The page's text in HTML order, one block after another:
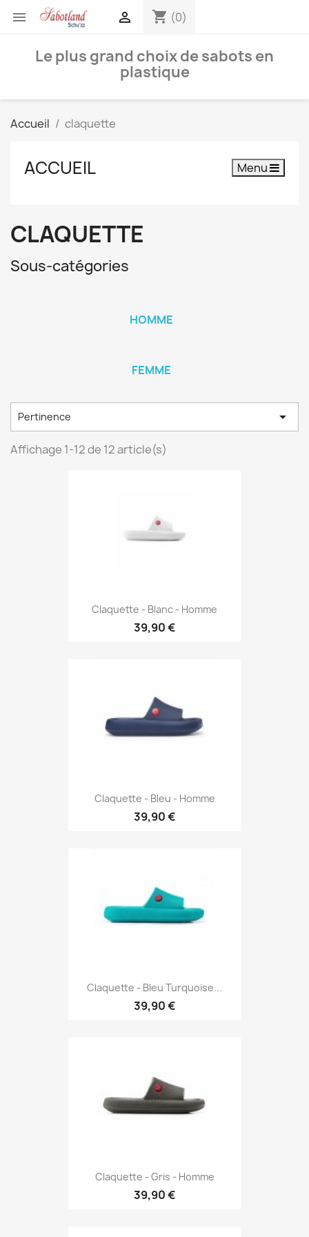
 shopping_cart (0)

Le plus grand choix de sabots en
plastique
Accueil claquette
ACCUEIL Menu
CLAQUETTE
Sous-catégories
HOMME
FEMME
Pertinence 
Affichage 1-12 de 12 article(s)
Claquette - Blanc - Homme
39,90 €
Claquette - Bleu - Homme
39,90 €
Claquette - Bleu Turquoise...
39,90 €
Claquette - Gris - Homme
39,90 €